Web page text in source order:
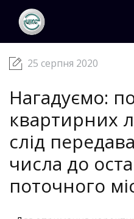
ЦКС
25 серпня 2020
Нагадуємо:
квартирних
слід
числа до
поточного